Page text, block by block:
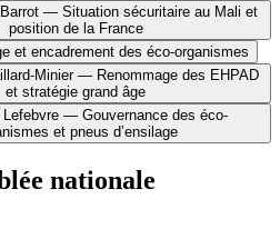
— Situation sécuritaire au Mali et
position de la France
et encadrement des éco-organismes
Minier — Renommage des EHPAD
et stratégie grand âge
Lefebvre — Gouvernance des éco-
et pneus d’ensilage
nationale